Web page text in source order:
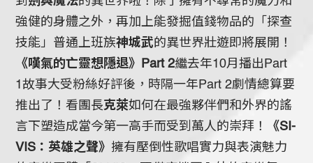
強健的身體之外，再加上能發掘值錢物品的「探查
技能」普通上班族神城武 的異世界壯遊即將展開！
《嘆氣的亡靈想隱退》Part 2繼去年10月播出Part
1故事大受粉絲好評後，時隔一年Part 2劇情總算要
推出了！看團長克萊如何在最強夥伴們和外界的謠
言下塑造成當今第一高手而受到萬人的崇拜！
《SI-
VIS：英雄之聲》 擁有壓倒性歌唱實力與表演魅力